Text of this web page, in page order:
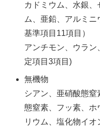
カドミウム、水銀、
ム、亜鉛、アルミ
基準項目11項目）
アンチモン、ウラ
定項目3項目)
無機物
シアン、亜硝酸態
態窒素、フッ素、ホ
リウム、塩化物イ